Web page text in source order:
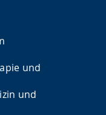
und
und